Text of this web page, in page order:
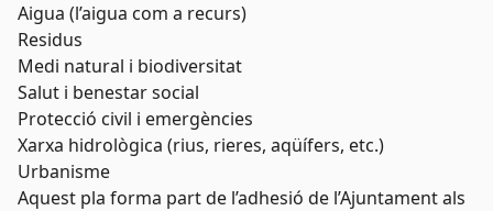
Aigua (l’aigua com a recurs)
Residus
Medi natural i biodiversitat
Salut i benestar social
Protecció civil i emergències
Xarxa hidrològica (rius, rieres, aqüífers, etc.)
Urbanisme
Aquest pla forma part de l’adhesió de l’Ajuntament als